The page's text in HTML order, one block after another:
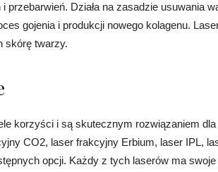
przebarwień. Działa na zasadzie usuwania
gojenia i produkcji nowego kolagenu.
skórę twarzy.
korzyści i są skutecznym rozwiązaniem
CO2, laser frakcyjny Erbium, laser IPL,
opcji. Każdy z tych laserów ma